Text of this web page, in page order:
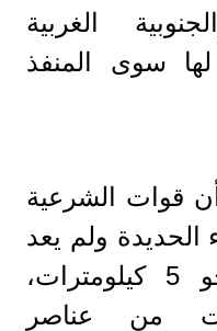
الغربية
سوى المنفذ
قوات الشرعية
ولم يعد
يفصلها عنه سوى نحو 5 كيلومترات،
من عناصر